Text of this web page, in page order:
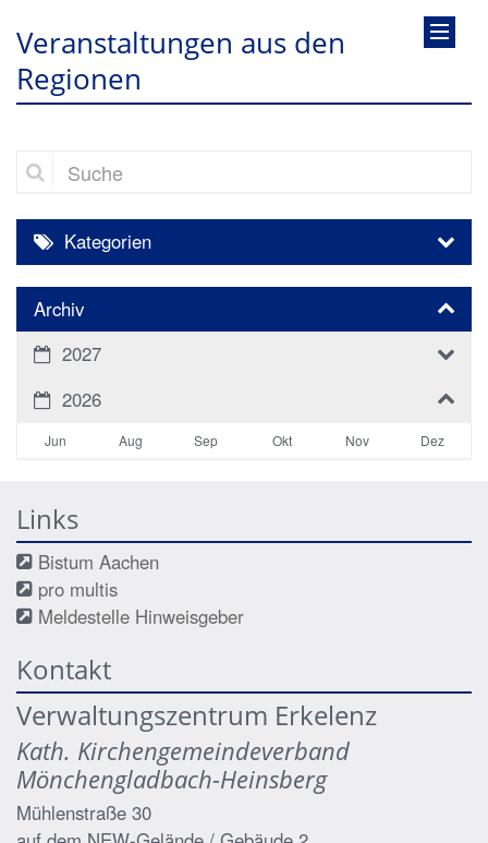
Veranstaltungen aus den
Regionen
Suche
Kategorien
Archiv
2027
2026
Jun Aug Sep Okt Nov Dez
Links
Bistum Aachen
pro multis
Meldestelle Hinweisgeber
Kontakt
Verwaltungszentrum Erkelenz
Kath. Kirchengemeindeverband
Mönchengladbach-Heinsberg
Mühlenstraße 30